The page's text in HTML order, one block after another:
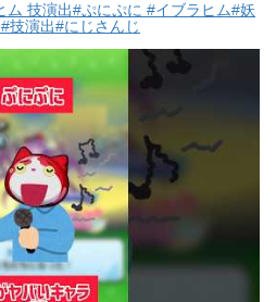
ム 技演出#ぷにぷに #イブラヒム#妖
技演出#にじさんじ